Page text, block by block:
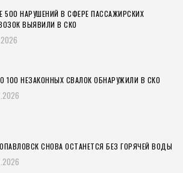
500 НАРУШЕНИЙ В СФЕРЕ ПАССАЖИРСКИХ
ВЫЯВИЛИ В СКО
100 НЕЗАКОННЫХ СВАЛОК ОБНАРУЖИЛИ В СКО
СНОВА ОСТАНЕТСЯ БЕЗ ГОРЯЧЕЙ ВОДЫ